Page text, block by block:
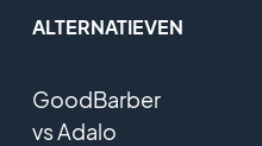
ALTERNATIEVEN
GoodBarber
vs Adalo